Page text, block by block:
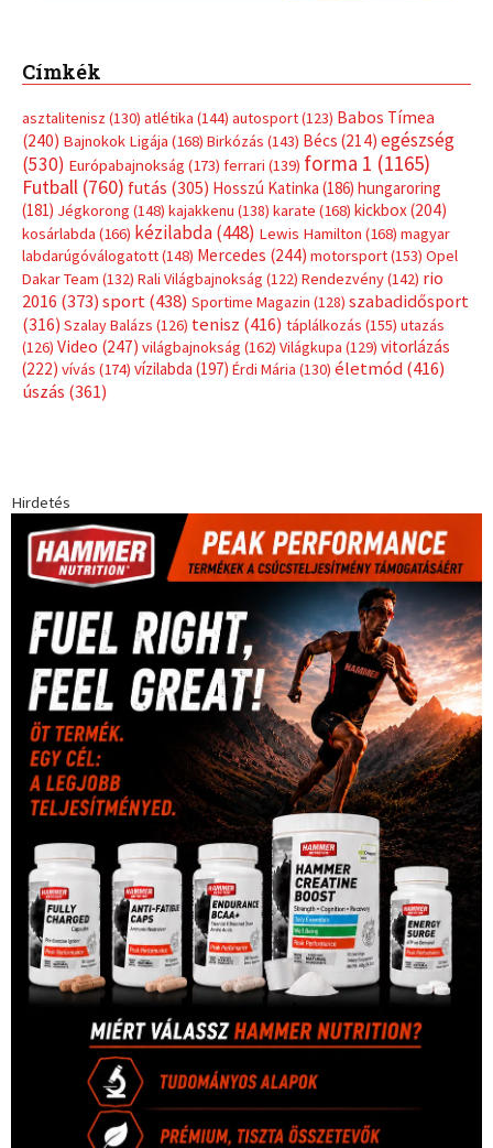
Címkék
asztalitenisz (130) atlétika (144) autosport(123) Babos Tímea
(240) Bajnokok Ligája (168) Birkózás (143) Bécs (214) egészség
(530) Európabajnokság (173) ferrari (139) forma 1 (1165)
Futball (760) futás (305) Hosszú Katinka (186) hungaroring
(181) Jégkorong (148) kajakkenu (138) karate (168) kickbox(204)
kosárlabda (166) kézilabda(448) Lewis Hamilton (168) magyar
labdarúgóválogatott(148) Mercedes (244) motorsport(153) Opel
Dakar Team (132) Rali Világbajnokság (122) Rendezvény(142) rio
2016 (373) sport(438) Sportime Magazin (128) szabadidősport
(316) Szalay Balázs (126) tenisz (416) táplálkozás (155) utazás
(126) Video (247) világbajnokság (162) Világkupa (129) vitorlázás
(222) vívás (174) vízilabda (197) Érdi Mária (130) életmód(416)
úszás (361)
Hirdetés